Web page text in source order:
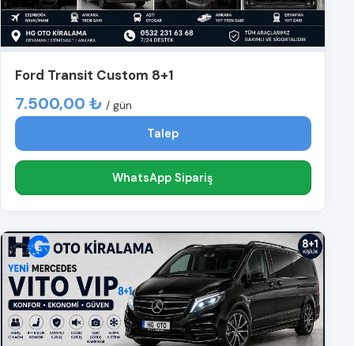
Ford Transit Custom 8+1
7.500,00 ₺ / gün
Talep
WhatsApp Sipariş